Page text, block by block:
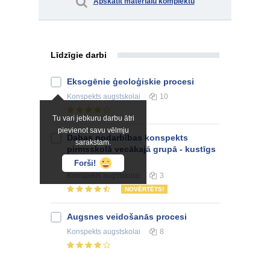
Līdzīgie darbi
Tu vari jebkuru darbu ātri
pievienot savu vēlmju
sarakstam.
Forši!
Eksogēnie ģeoloģiskie procesi
Konspekts augstskolai 10
Dabas nodarbības konspekts
pirmsskolā vecākajā grupā - kustīgs
gaiss - vējš
3
NOVĒRTĒTS!
Augsnes veidošanās procesi
Konspekts augstskolai 8